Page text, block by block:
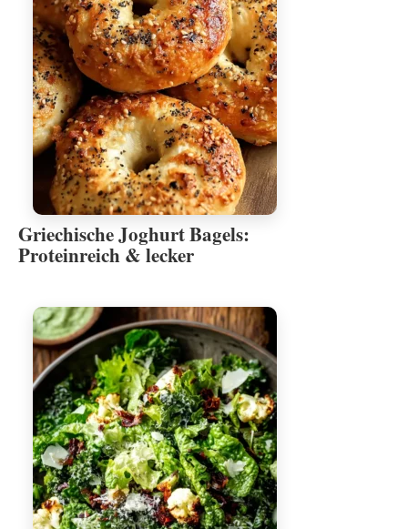
Griechische Joghurt Bagels:
Proteinreich & lecker